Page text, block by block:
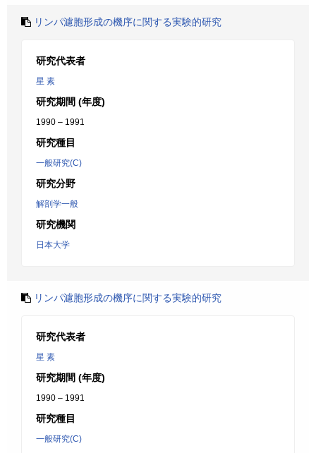
リンパ濾胞形成の機序に関する実験的研究
研究代表者
星 素
研究期間 (年度)
1990 – 1991
研究種目
一般研究(C)
研究分野
解剖学一般
研究機関
日本大学
リンパ濾胞形成の機序に関する実験的研究
研究代表者
星 素
研究期間 (年度)
1990 – 1991
研究種目
一般研究(C)